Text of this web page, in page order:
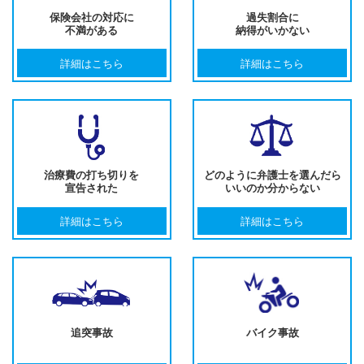
保険会社の対応に
不満がある
詳細はこちら
過失割合に
納得がいかない
詳細はこちら
治療費の打ち切りを
宣告された
詳細はこちら
どのように弁護士を選んだら
いいのか分からない
詳細はこちら
追突事故 バイク事故